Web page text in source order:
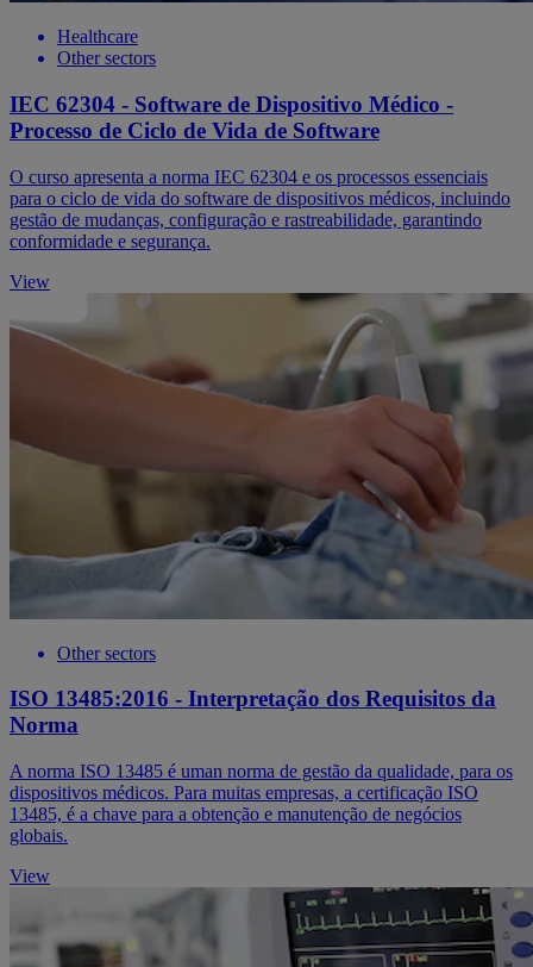
Healthcare
Other sectors
IEC 62304 - Software de Dispositivo Médico -
Processo de Ciclo de Vida de Software
O curso apresenta a norma IEC 62304 e os processos essenciais
para o ciclo de vida do software de dispositivos médicos, incluindo
gestão de mudanças, configuração e rastreabilidade, garantindo
conformidade e segurança.
View
Other sectors
ISO 13485:2016 - Interpretação dos Requisitos da
Norma
A norma ISO 13485 é uman norma de gestão da qualidade, para os
dispositivos médicos. Para muitas empresas, a certificação ISO
13485, é a chave para a obtenção e manutenção de negócios
globais.
View